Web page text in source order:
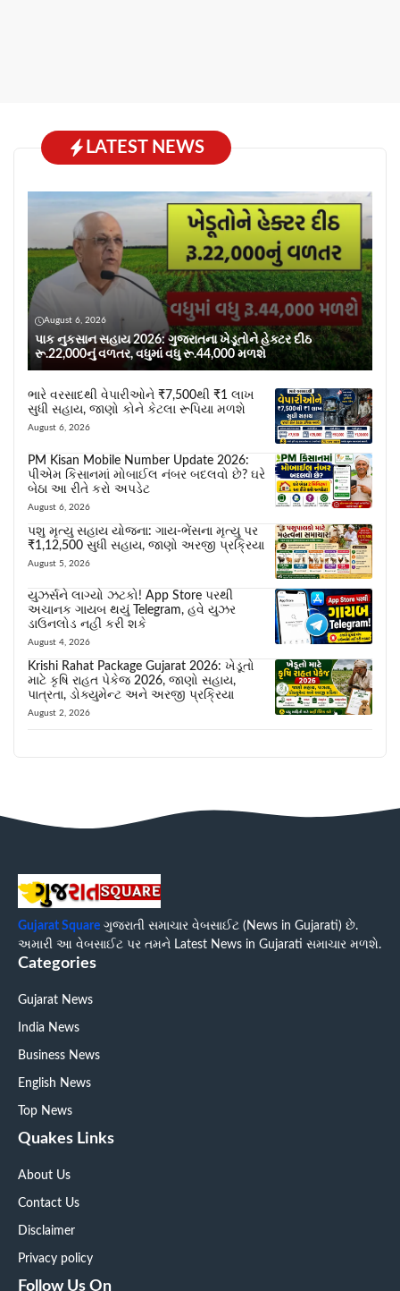
LATEST NEWS
August 6, 2026
પાક નુકસાન સહાય 2026: ગુજરાતના ખેડૂતોને હેક્ટર દીઠ
રૂ.22,000નું વળતર, વધુમાં વધુ રૂ.44,000 મળશે
ભારે વરસાદથી વેપારીઓને ₹7,500થી ₹1 લાખ
સુધી સહાય, જાણો કોને કેટલા રૂપિયા મળશે
August 6, 2026
PM Kisan Mobile Number Update 2026:
પીએમ કિસાનમાં મોબાઈલ નંબર બદલવો છે? ઘરે
બેઠા આ રીતે કરો અપડેટ
August 6, 2026
પશુ મૃત્યુ સહાય યોજના: ગાય-ભેંસના મૃત્યુ પર
₹1,12,500 સુધી સહાય, જાણો અરજી પ્રક્રિયા
August 5, 2026
યુઝર્સને લાગ્યો ઝટકો! App Store પરથી
અચાનક ગાયબ થયું Telegram, હવે યુઝર
ડાઉનલોડ નહીં કરી શકે
August 4, 2026
Krishi Rahat Package Gujarat 2026: ખેડૂતો
માટે કૃષિ રાહત પેકેજ 2026, જાણો સહાય,
પાત્રતા, ડોક્યુમેન્ટ અને અરજી પ્રક્રિયા
August 2, 2026
Gujarat Square ગુજરાતી સમાચાર વેબસાઈટ (News in Gujarati) છે.
અમારી આ વેબસાઈટ પર તમને Latest News in Gujarati સમાચાર મળશે.
Categories
Gujarat News
India News
Business News
English News
Top News
Quakes Links
About Us
Contact Us
Disclaimer
Privacy policy
Follow Us On